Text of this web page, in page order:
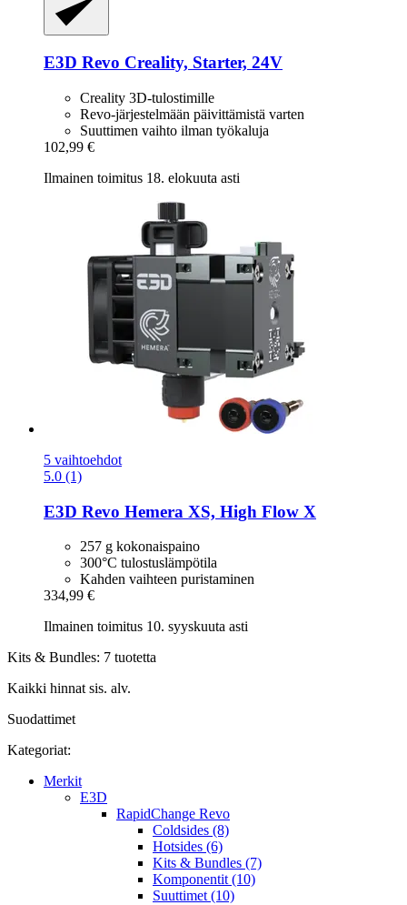
E3D Revo Creality, Starter, 24V
Creality 3D-tulostimille
Revo-järjestelmään päivittämistä varten
Suuttimen vaihto ilman työkaluja
102,99 €
Ilmainen toimitus 18. elokuuta asti
5 vaihtoehdot
5.0 (1)
E3D Revo Hemera XS, High Flow X
257 g kokonaispaino
300°C tulostuslämpötila
Kahden vaihteen puristaminen
334,99 €
Ilmainen toimitus 10. syyskuuta asti
Kits & Bundles: 7 tuotetta
Kaikki hinnat sis. alv.
Suodattimet
Kategoriat:
Merkit
E3D
RapidChange Revo
Coldsides (8)
Hotsides (6)
Kits & Bundles (7)
Komponentit (10)
Suuttimet (10)